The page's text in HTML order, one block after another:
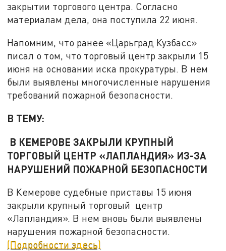
закрытии торгового центра. Согласно
материалам дела, она поступила 22 июня.
Напомним, что ранее «Царьград Кузбасс»
писал о том, что торговый центр закрыли 15
июня на основании иска прокуратуры. В нем
были выявлены многочисленные нарушения
требований пожарной безопасности.
В ТЕМУ:
В КЕМЕРОВЕ ЗАКРЫЛИ КРУПНЫЙ
ТОРГОВЫЙ ЦЕНТР «ЛАПЛАНДИЯ» ИЗ-ЗА
НАРУШЕНИЙ ПОЖАРНОЙ БЕЗОПАСНОСТИ
В Кемерове судебные приставы 15 июня
закрыли крупный торговый центр
«Лапландия». В нем вновь были выявлены
нарушения пожарной безопасности.
(Подробности здесь)